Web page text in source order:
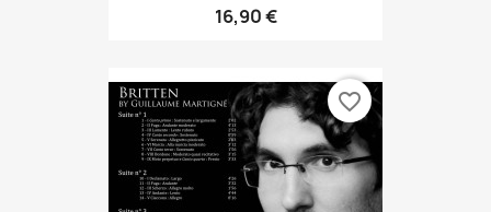
16,90 €
favorite_border